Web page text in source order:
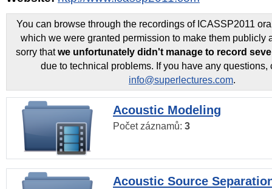
You can browse through the recordings of ICASSP2011
which we were granted permission to make them publicly
sorry thatwe unfortunately didn't manage to record
due to technical problems. If you have any questions,
info@superlectures.com.
Acoustic Modeling
Počet záznamů: 3
Acoustic Source